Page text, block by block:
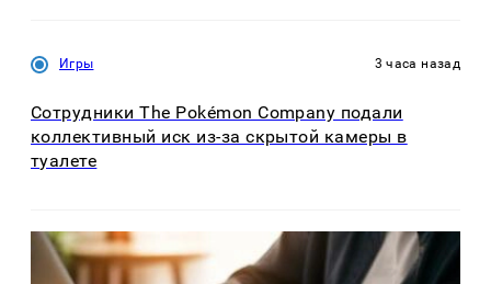
Игры 3 часа назад
Сотрудники The Pokémon Company подали
коллективный иск из-за скрытой камеры в
туалете